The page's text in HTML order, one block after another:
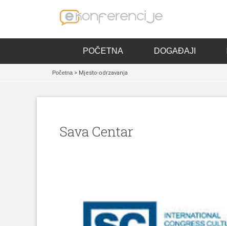
POČETNA DOGAĐAJI
Početna > Mjesto-odrzavanja
Sava Centar